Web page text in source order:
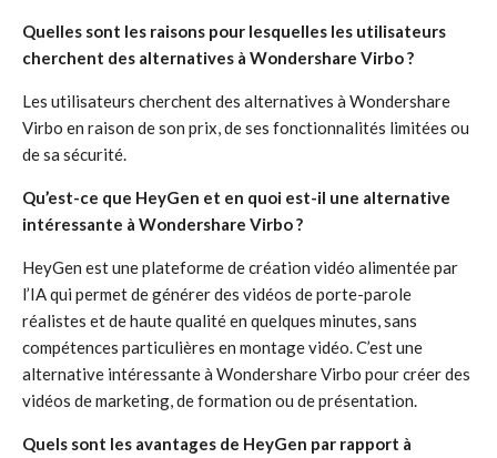
Quelles sont les raisons pour lesquelles les utilisateurs
cherchent des alternatives à Wondershare Virbo ?
Les utilisateurs cherchent des alternatives à Wondershare
Virbo en raison de son prix, de ses fonctionnalités limitées ou
de sa sécurité.
Qu’est-ce que HeyGen et en quoi est-il une alternative
intéressante à Wondershare Virbo ?
HeyGen est une plateforme de création vidéo alimentée par
l’IA qui permet de générer des vidéos de porte-parole
réalistes et de haute qualité en quelques minutes, sans
compétences particulières en montage vidéo. C’est une
alternative intéressante à Wondershare Virbo pour créer des
vidéos de marketing, de formation ou de présentation.
Quels sont les avantages de HeyGen par rapport à